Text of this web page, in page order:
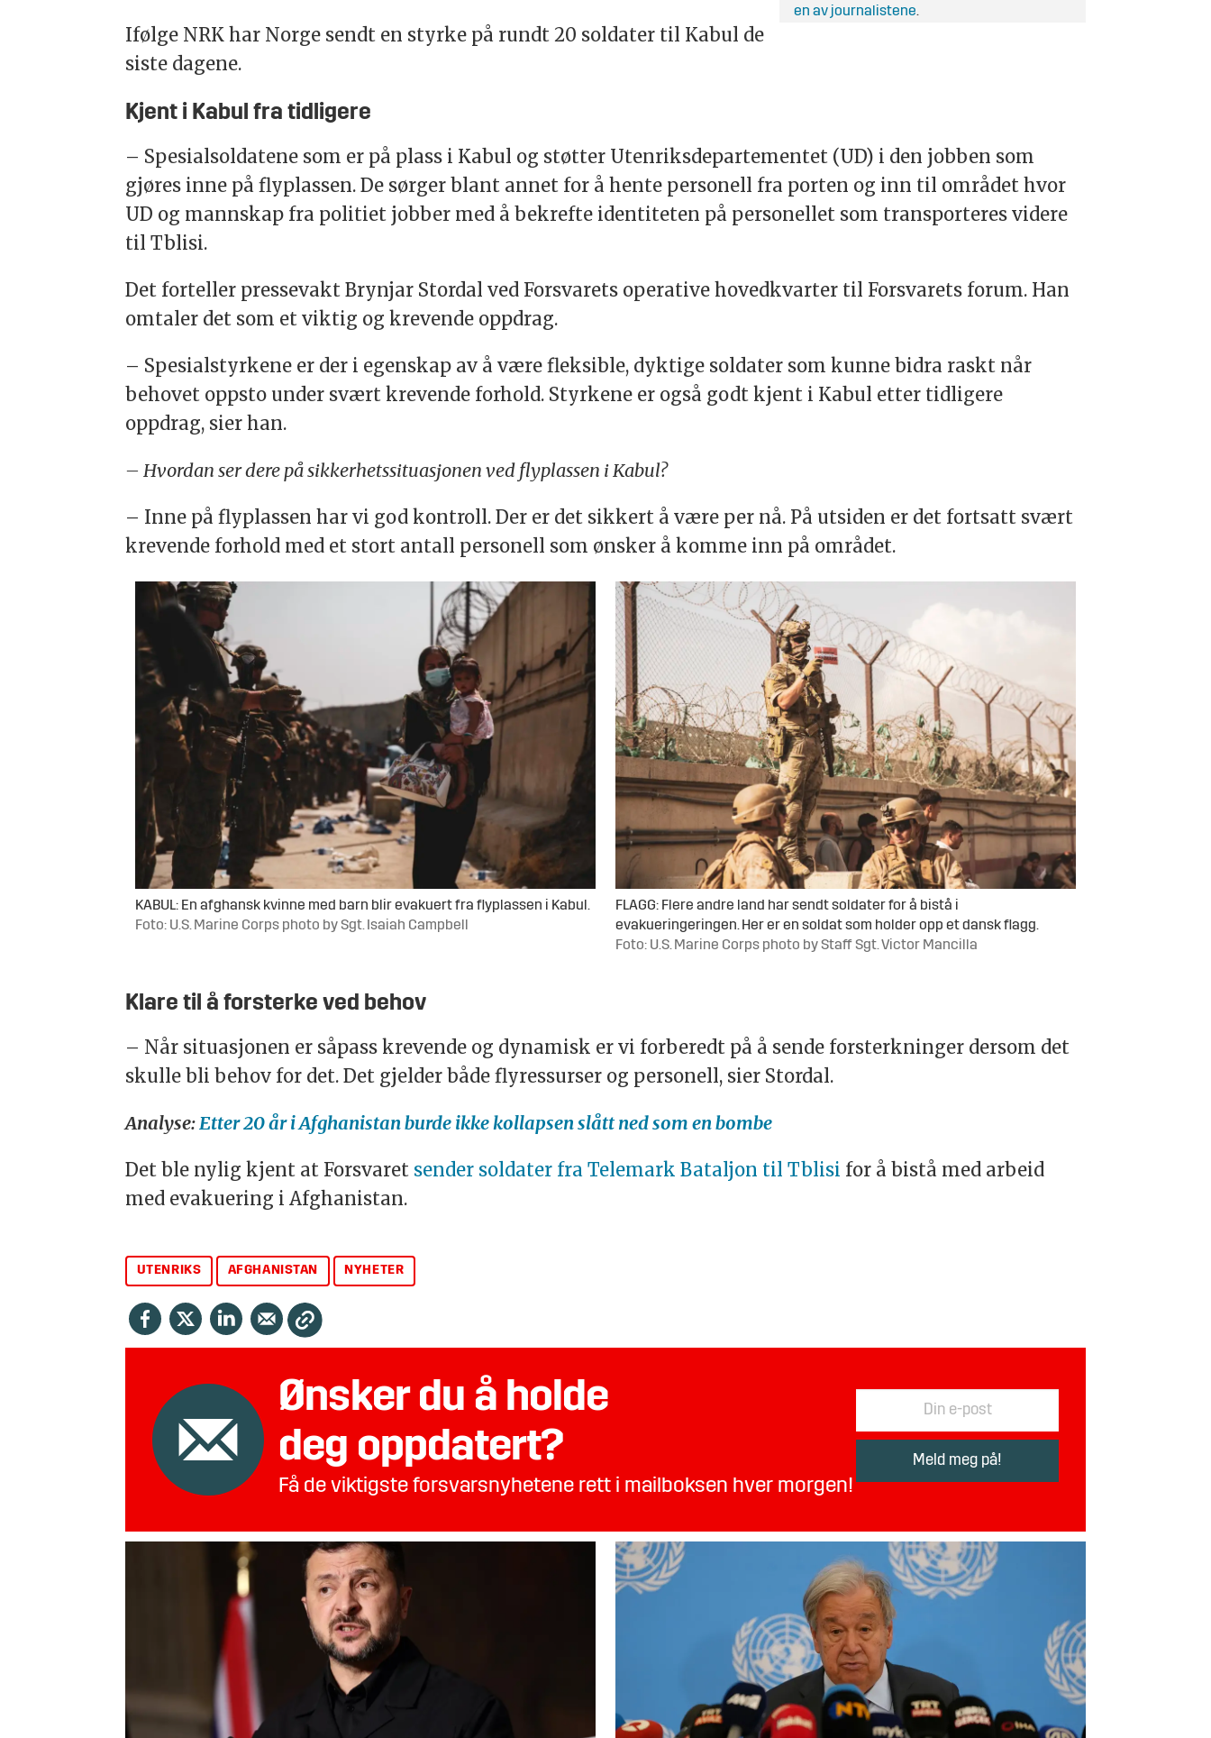
en av journalistene.
Ifølge NRK har Norge sendt en styrke på rundt 20 soldater til Kabul de
siste dagene.
Kjent i Kabul fra tidligere
– Spesialsoldatene som er på plass i Kabul og støtter Utenriksdepartementet (UD) i den jobben som
gjøres inne på flyplassen. De sørger blant annet for å hente personell fra porten og inn til området hvor
UD og mannskap fra politiet jobber med å bekrefte identiteten på personellet som transporteres videre
til Tblisi.
Det forteller pressevakt Brynjar Stordal ved Forsvarets operative hovedkvarter til Forsvarets forum. Han
omtaler det som et viktig og krevende oppdrag.
– Spesialstyrkene er der i egenskap av å være fleksible, dyktige soldater som kunne bidra raskt når
behovet oppsto under svært krevende forhold. Styrkene er også godt kjent i Kabul etter tidligere
oppdrag, sier han.
– Hvordan ser dere på sikkerhetssituasjonen ved flyplassen i Kabul?
– Inne på flyplassen har vi god kontroll. Der er det sikkert å være per nå. På utsiden er det fortsatt svært
krevende forhold med et stort antall personell som ønsker å komme inn på området.
KABUL: En afghansk kvinne med barn blir evakuert fra flyplassen i Kabul.
Foto: U.S. Marine Corps photo by Sgt. Isaiah Campbell
FLAGG: Flere andre land har sendt soldater for å bistå i
evakueringeringen. Her er en soldat som holder opp et dansk flagg.
Foto: U.S. Marine Corps photo by Staff Sgt. Victor Mancilla
Klare til å forsterke ved behov
– Når situasjonen er såpass krevende og dynamisk er vi forberedt på å sende forsterkninger dersom det
skulle bli behov for det. Det gjelder både flyressurser og personell, sier Stordal.
Analyse:Etter 20 år i Afghanistan burde ikke kollapsen slått ned som en bombe
Det ble nylig kjent at Forsvaret sender soldater fra Telemark Bataljon til Tblisi for å bistå med arbeid
med evakuering i Afghanistan.
UTENRIKS AFGHANISTAN NYHETER
Ønsker du å holde
deg oppdatert?
Få de viktigste forsvarsnyhetene rett i mailboksen hver morgen!